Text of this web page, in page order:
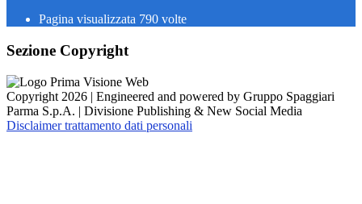
Pagina visualizzata 790 volte
Sezione Copyright
Copyright 2026 | Engineered and powered by Gruppo Spaggiari
Parma S.p.A. | Divisione Publishing & New Social Media
Disclaimer trattamento dati personali